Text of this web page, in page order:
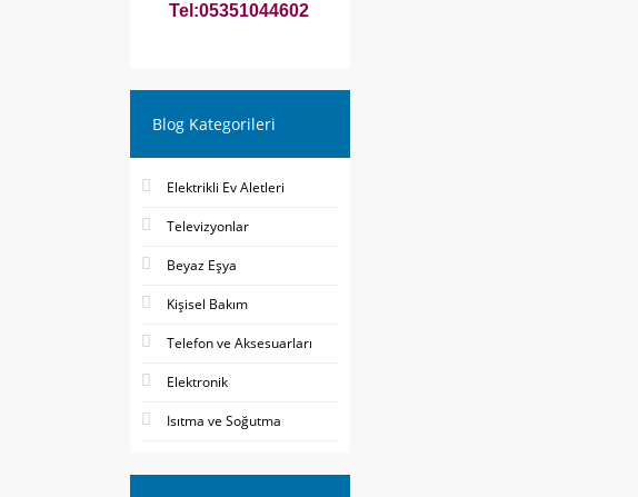
Tel:05351044602
Blog Kategorileri
Elektrikli Ev Aletleri
Televizyonlar
Beyaz Eşya
Kişisel Bakım
Telefon ve Aksesuarları
Elektronik
Isıtma ve Soğutma